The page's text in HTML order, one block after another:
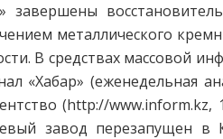
металлического
В средствах массовой
«Хабар» (еженедельная
(http://www.inform.kz,
завод перезапущен в